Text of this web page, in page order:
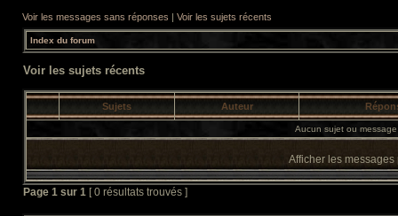
Voir les messages sans réponses | Voir les sujets récents
Index du forum
Voir les sujets récents
Sujets Auteur
Aucun sujet ou
Afficher les messages
Page 1 sur 1 [ 0 résultats trouvés ]